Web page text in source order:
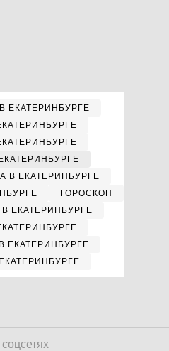
ЕКАТЕРИНБУРГЕ
В ЕКАТЕРИНБУРГЕ
ГОРОСКОП
ЕКАТЕРИНБУРГЕ
ЕКАТЕРИНБУРГЕ